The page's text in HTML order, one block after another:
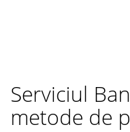
Serviciul
metode de